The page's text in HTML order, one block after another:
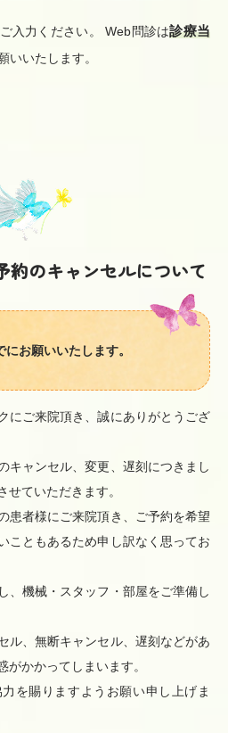
入力ください。 Web問診は診療当
いいたします。
約のキャンセルについて
お願いいたします。
にご来院頂き、誠にありがとうござ
キャンセル、変更、遅刻につきまし
せていただきます。
患者様にご来院頂き、ご予約を希望
こともあるため申し訳なく思ってお
、機械・スタッフ・部屋をご準備し
ル、無断キャンセル、遅刻などがあ
がかかってしまいます。
を賜りますようお願い申し上げま